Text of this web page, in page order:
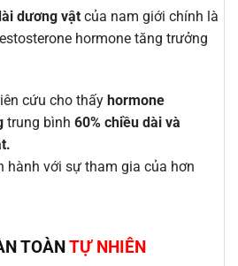
dương vật của nam giới chính là
hormone tăng trưởng
cứu cho thấy hormone
trung bình 60% chiều dài và
hành với sự tham gia của hơn
TOÀNTỰ NHIÊN